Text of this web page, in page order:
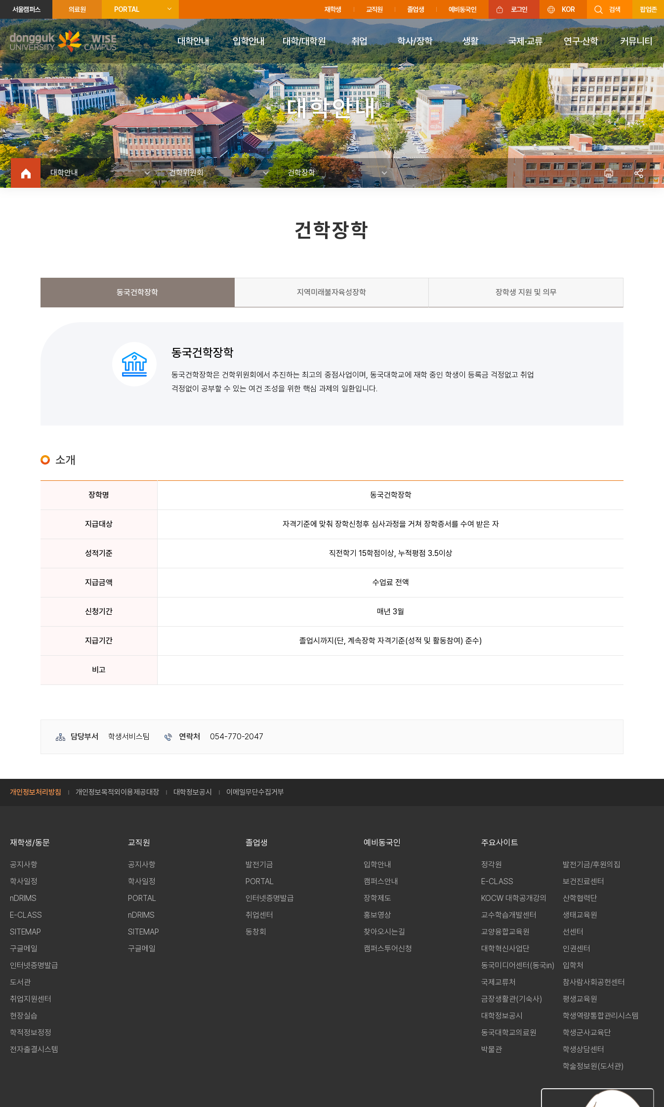
주메뉴 바로가기
푸터 바로가기
서울캠퍼스 의료원 PORTAL 재학생 교직원 졸업생 예비동국인 로그인 KOR 검색 팝업존
대학안내 입학안내 대학/대학원 취업 학사/장학 생활 국제·교류 연구·산학 커뮤니티
대학안내
대학안내 건학위원회 건학장학
건학장학
동국건학장학 지역미래불자육성장학 장학생 지원 및 의무
동국건학장학
동국건학장학은 건학위원회에서 추진하는 최고의 중점사업이며, 동국대학교에 재학 중인 학생이 등록금 걱정없고 취업
걱정없이 공부할 수 있는 여건 조성을 위한 핵심 과제의 일환입니다.
소개
장학명 동국건학장학
지급대상 자격기준에 맞춰 장학신청후 심사과정을 거쳐 장학증서를 수여 받은 자
성적기준 직전학기 15학점이상, 누적평점 3.5이상
지급금액 수업료 전액
신청기간 매년 3월
지급기간 졸업시까지(단, 계속장학 자격기준(성적 및 활동참여) 준수)
비고
담당부서 학생서비스팀 연락처 054-770-2047
개인정보처리방침 개인정보목적외이용제공대장 대학정보공시 이메일무단수집거부
재학생/동문
공지사항
학사일정
nDRIMS
E-CLASS
SITEMAP
구글메일
인터넷증명발급
도서관
취업지원센터
현장실습
학적정보정정
전자출결시스템
교직원
공지사항
학사일정
PORTAL
nDRIMS
SITEMAP
구글메일
졸업생
발전기금
PORTAL
인터넷증명발급
취업센터
동창회
예비동국인
입학안내
캠퍼스안내
장학제도
홍보영상
찾아오시는길
캠퍼스투어신청
주요사이트
정각원
E-CLASS
KOCW 대학공개강의
교수학습개발센터
교양융합교육원
대학혁신사업단
동국미디어센터(동국in)
국제교류처
금장생활관(기숙사)
대학정보공시
동국대학교의료원
박물관
발전기금/후원의집
보건진료센터
산학협력단
생태교육원
선센터
인권센터
입학처
참사람사회공헌센터
평생교육원
학생역량통합관리시스템
학생군사교육단
학생상담센터
학술정보원(도서관)